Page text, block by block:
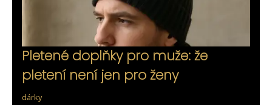
Pletené doplňky pro muže: že
pletení není jen pro ženy
dárky